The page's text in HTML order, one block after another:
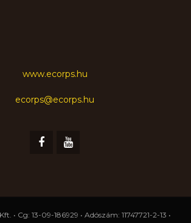
www.ecorps.hu
ecorps@ecorps.hu
• Cg: 13-09-186929 • Adószám: 11747721-2-13 •